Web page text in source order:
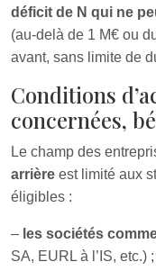
déficit de N qui ne
(au‑delà de 1 M€ ou
avant, sans limite de
Conditions
concernées,
Le champ des
arrière est limité aux
éligibles :
– les sociétés
SA, EURL à l’IS, etc.) ;